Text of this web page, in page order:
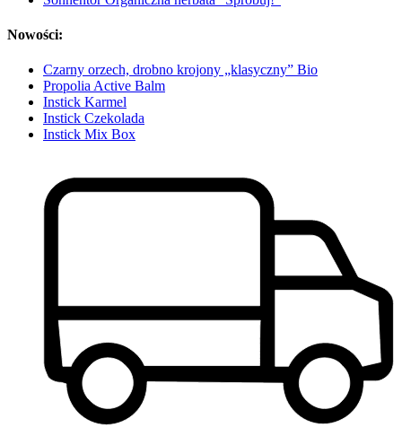
Nowości:
Czarny orzech, drobno krojony „klasyczny” Bio
Propolia Active Balm
Instick Karmel
Instick Czekolada
Instick Mix Box